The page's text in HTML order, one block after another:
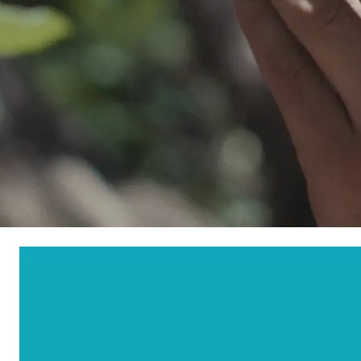
Spain
Zhang H, Deng Y,
implantable collamer